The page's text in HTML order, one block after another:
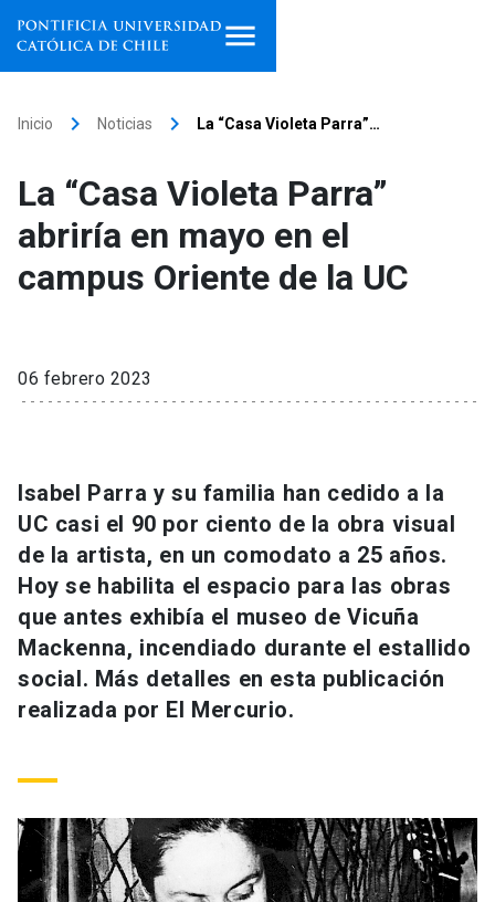
Facultades, escuelas e
institutos
Investigación
Extensión
Universidad
Información para keyboard_arrow_down
Futuros estudiantes
Estudiantes
Personal
Alumni launch
Padres y familia
Go to english site launch
ACCESOS DIRECTOS
Admisión launch
Correo UC launch
Mi Portal UC launch
Inicio keyboard_arrow_right Noticias keyboard_arrow_right La “Casa Violeta Parra”…
La “Casa Violeta Parra”
abriría en mayo en el
campus Oriente de la UC
06 febrero 2023
Isabel Parra y su familia han cedido a la
UC casi el 90 por ciento de la obra visual
de la artista, en un comodato a 25 años.
Hoy se habilita el espacio para las obras
que antes exhibía el museo de Vicuña
Mackenna, incendiado durante el estallido
social. Más detalles en esta publicación
realizada por El Mercurio.